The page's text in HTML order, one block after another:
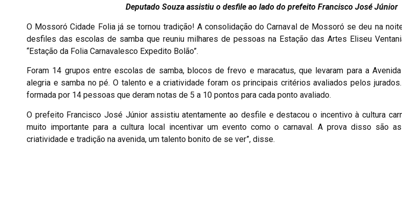
Deputado Souza assistiu o desfile ao lado do prefeito Francisco José Júnior
O Mossoró Cidade Folia já se tornou tradição! A consolidação do Carnaval de Mossoró se deu na
desfiles das escolas de samba que reuniu milhares de pessoas na Estação das Artes Eliseu
“Estação da Folia Carnavalesco Expedito Bolão”.
Foram 14 grupos entre escolas de samba, blocos de frevo e maracatus, que levaram para a
alegria e samba no pé. O talento e a criatividade foram os principais critérios avaliados pelos
formada por 14 pessoas que deram notas de 5 a 10 pontos para cada ponto avaliado.
O prefeito Francisco José Júnior assistiu atentamente ao desfile e destacou o incentivo à cultura
muito importante para a cultura local incentivar um evento como o carnaval. A prova disso são
criatividade e tradição na avenida, um talento bonito de se ver”, disse.